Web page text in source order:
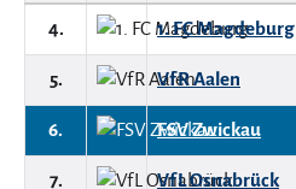
4. 1. FC Magdeburg
5. VfR Aalen
6. FSV Zwickau
7. VfL Osnabrück